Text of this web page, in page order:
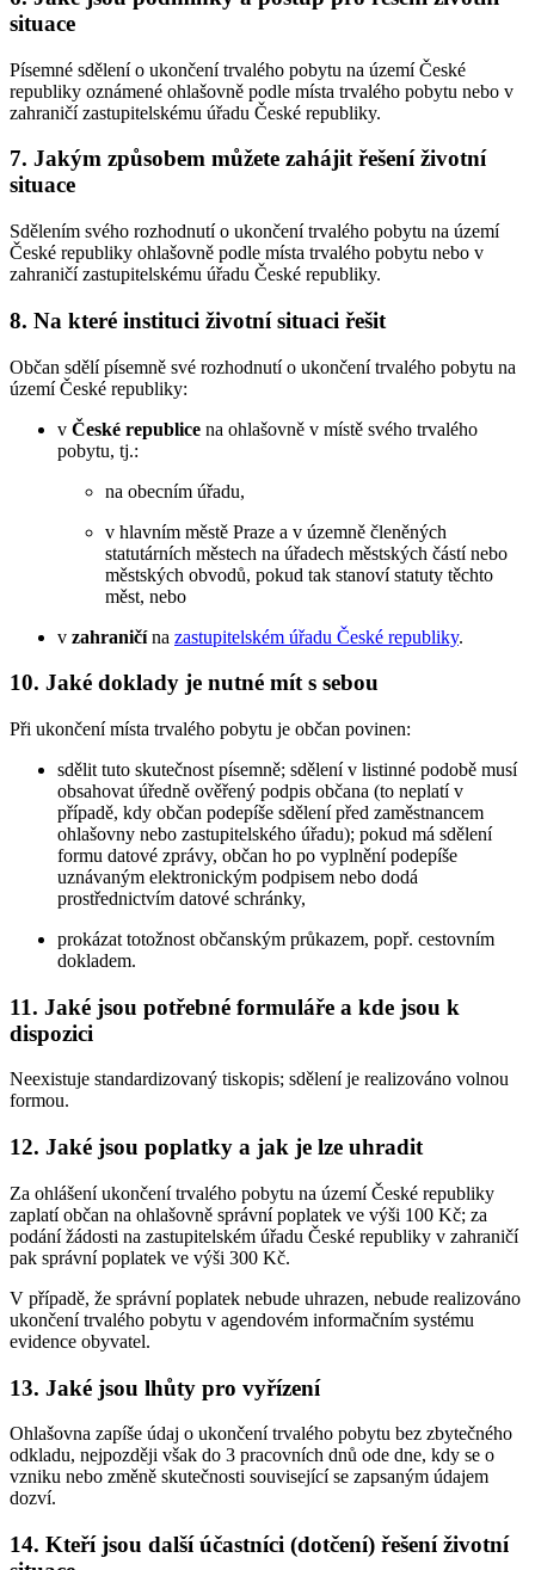
situace
Písemné sdělení o ukončení trvalého pobytu na území České
republiky oznámené ohlašovně podle místa trvalého pobytu nebo v
zahraničí zastupitelskému úřadu České republiky.
7. Jakým způsobem můžete zahájit řešení životní
situace
Sdělením svého rozhodnutí o ukončení trvalého pobytu na území
České republiky ohlašovně podle místa trvalého pobytu nebo v
zahraničí zastupitelskému úřadu České republiky.
8. Na které instituci životní situaci řešit
Občan sdělí písemně své rozhodnutí o ukončení trvalého pobytu na
území České republiky:
v České republice na ohlašovně v místě svého trvalého
pobytu, tj.:
na obecním úřadu,
v hlavním městě Praze a v územně členěných
statutárních městech na úřadech městských částí nebo
městských obvodů, pokud tak stanoví statuty těchto
měst, nebo
v zahraničína zastupitelském úřadu České republiky.
10. Jaké doklady je nutné mít s sebou
Při ukončení místa trvalého pobytu je občan povinen:
sdělit tuto skutečnost písemně; sdělení v listinné podobě musí
obsahovat úředně ověřený podpis občana (to neplatí v
případě, kdy občan podepíše sdělení před zaměstnancem
ohlašovny nebo zastupitelského úřadu); pokud má sdělení
formu datové zprávy, občan ho po vyplnění podepíše
uznávaným elektronickým podpisem nebo dodá
prostřednictvím datové schránky,
prokázat totožnost občanským průkazem, popř. cestovním
dokladem.
11. Jaké jsou potřebné formuláře a kde jsou k
dispozici
Neexistuje standardizovaný tiskopis; sdělení je realizováno volnou
formou.
12. Jaké jsou poplatky a jak je lze uhradit
Za ohlášení ukončení trvalého pobytu na území České republiky
zaplatí občan na ohlašovně správní poplatek ve výši 100 Kč; za
podání žádosti na zastupitelském úřadu České republiky v zahraničí
pak správní poplatek ve výši 300 Kč.
V případě, že správní poplatek nebude uhrazen, nebude realizováno
ukončení trvalého pobytu v agendovém informačním systému
evidence obyvatel.
13. Jaké jsou lhůty pro vyřízení
Ohlašovna zapíše údaj o ukončení trvalého pobytu bez zbytečného
odkladu, nejpozději však do 3 pracovních dnů ode dne, kdy se o
vzniku nebo změně skutečnosti související se zapsaným údajem
dozví.
14. Kteří jsou další účastníci (dotčení) řešení životní